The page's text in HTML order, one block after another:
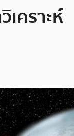
คราะห์